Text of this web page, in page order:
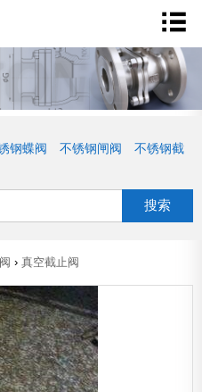
钢蝶阀 不锈钢闸阀
不锈钢截
搜索
› 真空截止阀